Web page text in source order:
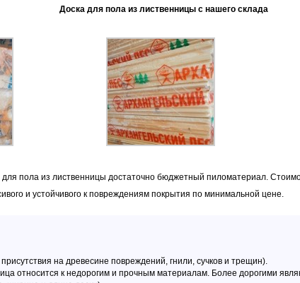
Доска для пола из лиственницы с нашего склада
пола из лиственницы достаточно бюджетный пиломатериал.
и устойчивого к повреждениям покрытия по минимальной цене.
на древесине повреждений, гнили, сучков и трещин).
относится к недорогим и прочным материалам. Более дорогими